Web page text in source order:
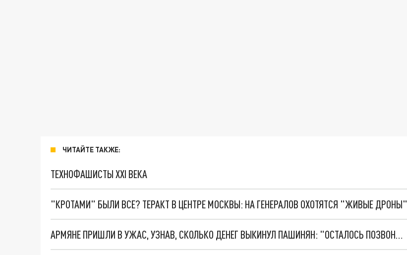
ЧИТАЙТЕ ТАКЖЕ:
ТЕХНОФАШИСТЫ XXI ВЕКА
"КРОТАМИ" БЫЛИ ВСЕ? ТЕРАКТ В ЦЕНТРЕ МОСКВЫ: НА ГЕНЕРАЛОВ ОХОТЯТСЯ "ЖИВЫЕ ДРОНЫ"
АРМЯНЕ ПРИШЛИ В УЖАС, УЗНАВ, СКОЛЬКО ДЕНЕГ ВЫКИНУЛ ПАШИНЯН: "ОСТАЛОСЬ ПОЗВОНИТЬ АЛИЕВУ"